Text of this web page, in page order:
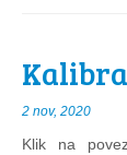
2 nov, 2020
Klik na